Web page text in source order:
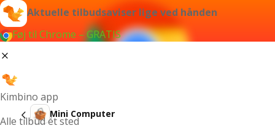
Aktuelle tilbudsaviser lige ved hånden
Føj til Chrome – GRATIS
Kimbino app
Alle tilbud ét sted
Mini Computer